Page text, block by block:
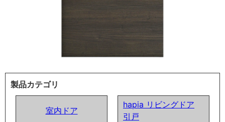
製品カテゴリ
室内ドア
hapia リビングドア
引戸